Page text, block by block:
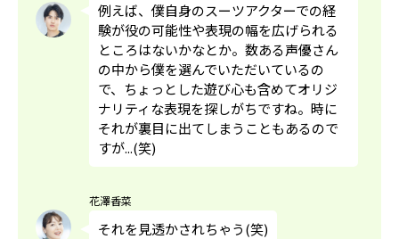
例えば、僕自身のスーツアクターでの経
験が役の可能性や表現の幅を広げられる
ところはないかなとか。数ある声優さん
の中から僕を選んでいただいているの
で、ちょっとした遊び心も含めてオリジ
ナリティな表現を探しがちですね。時に
それが裏目に出てしまうこともあるので
すが...(笑)
花澤香菜
それを見透かされちゃう(笑)